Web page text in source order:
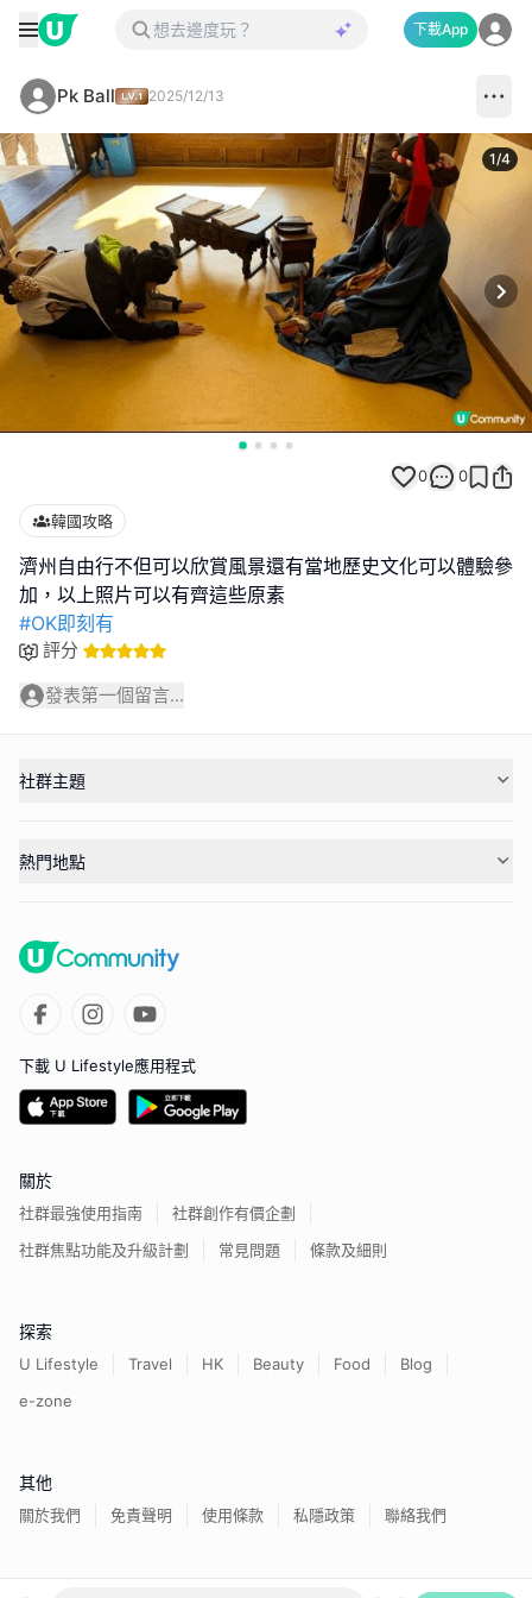
下載App
Pk Ball 2025/12/13
1/4
0 0
韓國攻略
濟州自由行不但可以欣賞風景還有當地歷史文化可以體驗參
#OK即刻有
評分
發表第一個留言...
社群主題
熱門地點
下載 U Lifestyle應用程式
關於
社群最強使用指南
社群創作有價企劃
社群焦點功能及升級計劃
常見問題 條款及細則
探索
U Lifestyle Travel HK Beauty Food
Blog
e-zone
其他
關於我們 免責聲明 使用條款 私隱政策 聯絡我們